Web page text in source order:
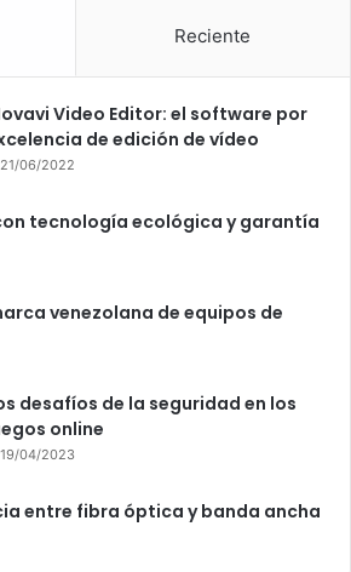
Reciente
Video Editor: el software por
de edición de vídeo
21/06/2022
tecnología ecológica y garantía
venezolana de equipos de
desafíos de la seguridad en los
online
19/04/2023
entre fibra óptica y banda ancha